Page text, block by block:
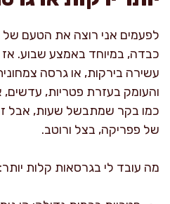
לפעמים אני רוצה את הטעם של
כבדה, במיוחד באמצע שבוע.
עשירה בירקות, או גרסה
והעומק בעזרת פטריות, עדשים,
כמו בקר שמתבשל שעות, אבל זה
של פפריקה, בצל ורוטב.
מה עובד לי בגרסאות קלות יותר: